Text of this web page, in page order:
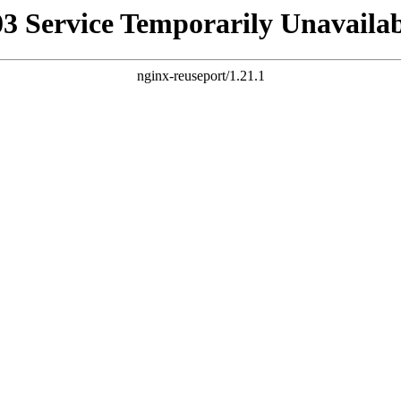
Service Temporarily
nginx-reuseport/1.21.1